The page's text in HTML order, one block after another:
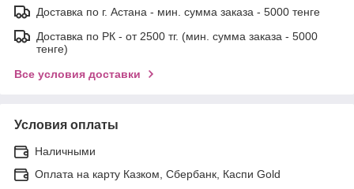
Доставка по г. Астана - мин. сумма заказа - 5000 тенге
Доставка по РК - от 2500 тг. (мин. сумма заказа - 5000
тенге)
Все условия доставки
Условия оплаты
Наличными
Оплата на карту Казком, Сбербанк, Каспи Gold